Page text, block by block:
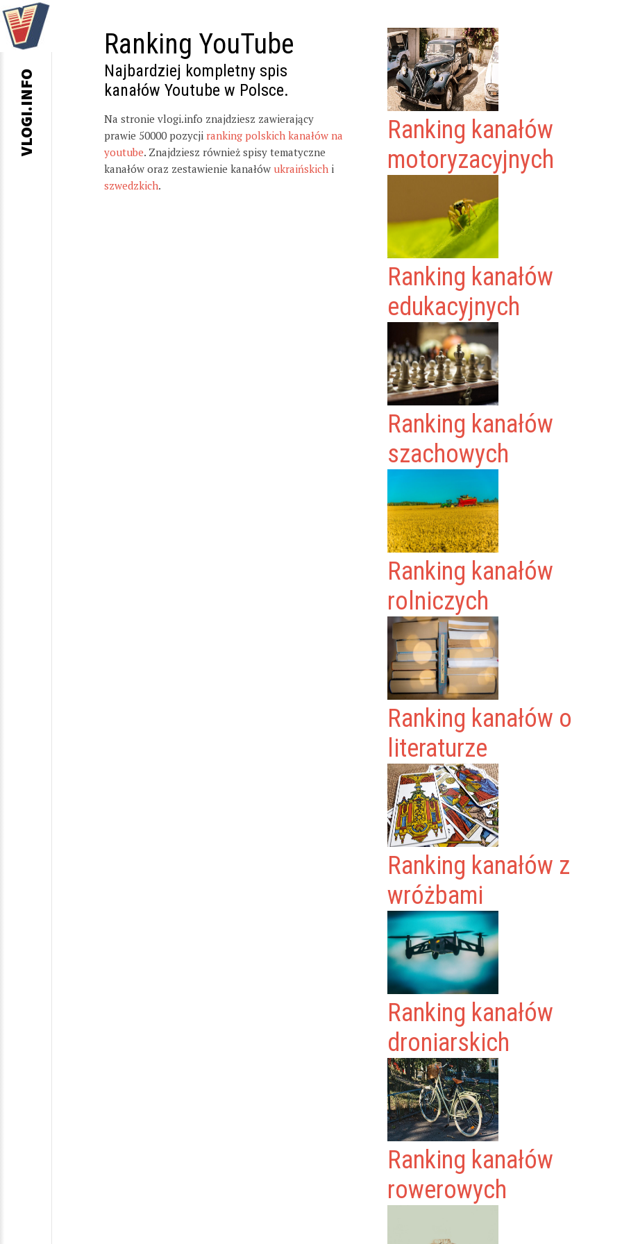
Ranking YouTube
Najbardziej kompletny spis
kanałów Youtube w Polsce.
Na stronie vlogi.info znajdziesz zawierający
prawie 50000 pozycji ranking polskich kanałów na
youtube. Znajdziesz również spisy tematyczne
kanałów oraz zestawienie kanałów ukraińskich i
szwedzkich.
Ranking kanałów
motoryzacyjnych
Ranking kanałów
edukacyjnych
Ranking kanałów
szachowych
Ranking kanałów
rolniczych
Ranking kanałów o
literaturze
Ranking kanałów z
wróżbami
Ranking kanałów
droniarskich
Ranking kanałów
rowerowych
VLOGI.INFO